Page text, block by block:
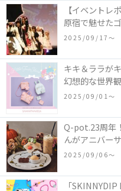
【イベントレ
原宿で魅せた
2025/09/17〜
キキ＆ララが
幻想的な世界
ツインスター
2025/09/01〜
Q-pot.23周年
んがアニバー
ーキアクセサ
「かぼちゃの
2025/09/06〜
「